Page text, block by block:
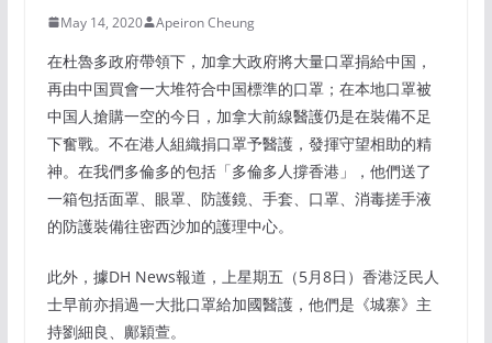
May 14, 2020 Apeiron Cheung
在杜魯多政府帶領下，加拿大政府將大量口罩捐給中国，
再由中国買會一大堆符合中国標準的口罩；在本地口罩被
中国人搶購一空的今日，加拿大前線醫護仍是在裝備不足
下奮戰。不在港人組織捐口罩予醫護，發揮守望相助的精
神。在我們多倫多的包括「多倫多人撐香港」，他們送了
一箱包括面罩、眼罩、防護鏡、手套、口罩、消毒搓手液
的防護裝備往密西沙加的護理中心。
此外，據DH News報道，上星期五（5月8日）香港泛民人
士早前亦捐過一大批口罩給加國醫護，他們是《城寨》主
持劉細良、鄺穎萱。